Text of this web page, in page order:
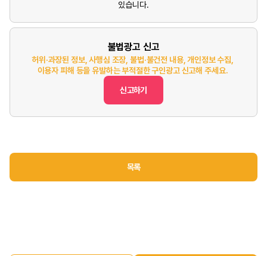
있습니다.
불법광고 신고
허위·과장된 정보, 사행심 조장, 불법·불건전 내용, 개인정보 수집,
이용자 피해 등을 유발하는 부적절한 구인광고 신고해 주세요.
신고하기
목록